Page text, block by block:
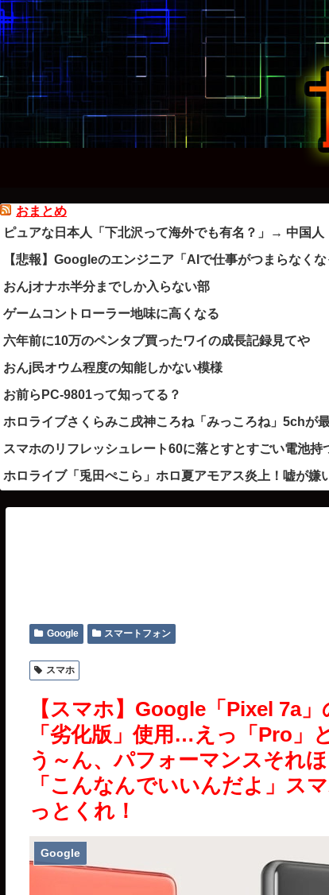
おまとめ
ピュアな日本人「下北沢って海外でも有名？」→ 中国人
【悲報】Googleのエンジニア「AIで仕事がつまらなくな
おんjオナホ半分までしか入らない部
ゲームコントローラー地味に高くなる
六年前に10万のペンタブ買ったワイの成長記録見てや
おんj民オウム程度の知能しかない模様
お前らPC-9801って知ってる？
ホロライブさくらみこ戌神ころね「みっころね」5chが
スマホのリフレッシュレート60に落とすとすごい電池持
ホロライブ「兎田ぺこら」ホロ夏アモアス炎上！嘘が
Google スマートフォン
スマホ
【スマホ】Google「Pixel 7a
「劣化版」使用…えっ「Pro
う～ん、パフォーマンスそれ
「こんなんでいいんだよ」ス
っとくれ！
Google